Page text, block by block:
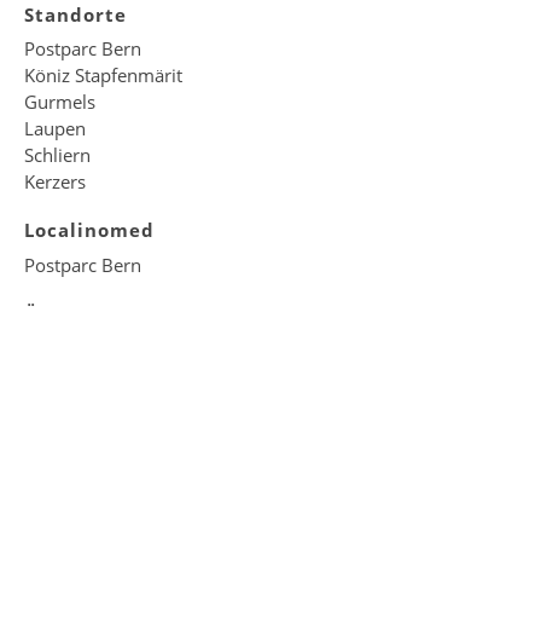
Standorte
Postparc Bern
Köniz Stapfenmärit
Gurmels
Laupen
Schliern
Kerzers
Localinomed
Postparc Bern
Über uns